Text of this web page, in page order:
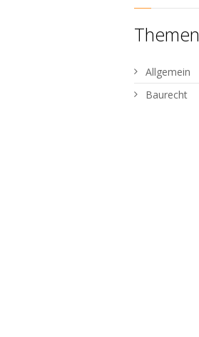
Themen
Allgemein
Baurecht